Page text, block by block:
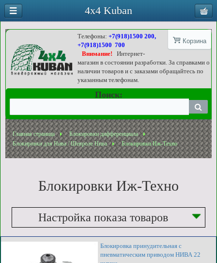
Корзина
Телефоны:+7(918)1500 200,
+7(918)1500 700
Внимание!
Интернет-
магазин в состоянии разработки. За справками о
наличии товаров и с заказами обращайтесь по
указанным телефонам.
Поиск:
Главная страница
Блокировки дифференциала
Блокировки для Нива / Шевроле Нива
Блокировки Иж-Техно
Блокировки Иж-Техно
Настройка показа товаров
Блокировка принудительная с
пневматическим приводом НИВА 22
4x4 Kuban